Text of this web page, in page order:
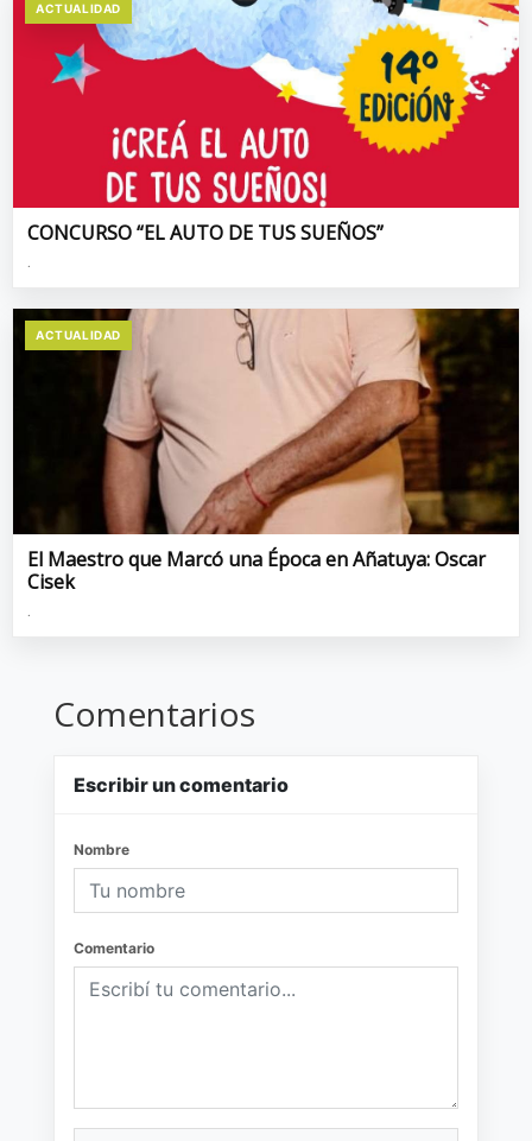
ACTUALIDAD
CONCURSO “EL AUTO DE TUS SUEÑOS”
.
ACTUALIDAD
El Maestro que Marcó una Época en Añatuya: Oscar
Cisek
.
Comentarios
Escribir un comentario
Nombre
Comentario